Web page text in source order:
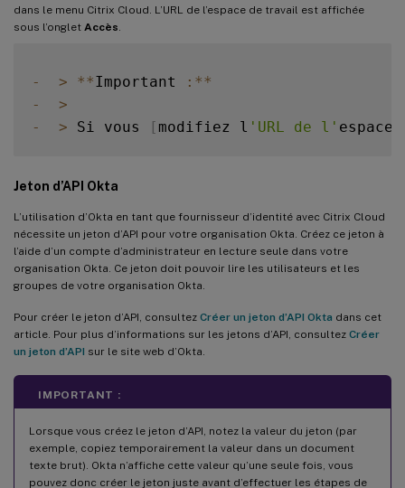
dans le menu Citrix Cloud. L’URL de l’espace de travail est affichée
sous l’onglet Accès
- > **Important : **
-
>
-
> Si vous [ modifiez l 'URL de l'
Jeton d’API Okta
L’utilisation d’Okta en tant que fournisseur d’identité avec Citrix Cloud
nécessite un jeton d’API pour votre organisation Okta. Créez ce jeton à
l’aide d’un compte d’administrateur en lecture seule dans votre
organisation Okta. Ce jeton doit pouvoir lire les utilisateurs et les
groupes de votre organisation Okta.
Pour créer le jeton d’API, consultez Créer un jeton d’API Okta dans cet
article. Pour plus d’informations sur les jetons d’API, consultez Créer
un jeton d’API sur le site web d’Okta.
IMPORTANT :
Lorsque vous créez le jeton d’API, notez la valeur du jeton (par
exemple, copiez temporairement la valeur dans un document
texte brut). Okta n’affiche cette valeur qu’une seule fois, vous
pouvez donc créer le jeton juste avant d’effectuer les étapes de